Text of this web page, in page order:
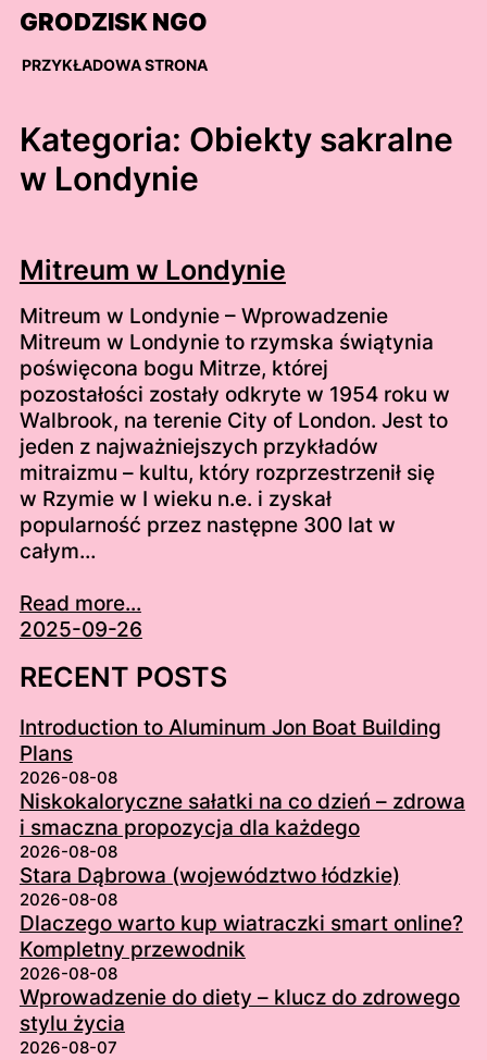
Skip
content
GRODZISK NGO
PRZYKŁADOWA STRONA
Kategoria: Obiekty sakralne
w Londynie
Mitreum w Londynie
Mitreum w Londynie – Wprowadzenie
Mitreum w Londynie to rzymska świątynia
poświęcona bogu Mitrze, której
pozostałości zostały odkryte w 1954 roku w
Walbrook, na terenie City of London. Jest to
jeden z najważniejszych przykładów
mitraizmu – kultu, który rozprzestrzenił się
w Rzymie w I wieku n.e. i zyskał
popularność przez następne 300 lat w
całym…
Read more...
2025-09-26
RECENT POSTS
Introduction to Aluminum Jon Boat Building
Plans
2026-08-08
Niskokaloryczne sałatki na co dzień – zdrowa
i smaczna propozycja dla każdego
2026-08-08
Stara Dąbrowa (województwo łódzkie)
2026-08-08
Dlaczego warto kup wiatraczki smart online?
Kompletny przewodnik
2026-08-08
Wprowadzenie do diety – klucz do zdrowego
stylu życia
2026-08-07